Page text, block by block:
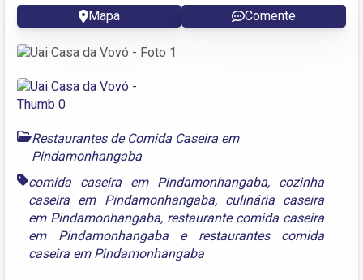
Mapa Comente
Restaurantes de Comida Caseira em
Pindamonhangaba
comida caseira em Pindamonhangaba, cozinha
caseira em Pindamonhangaba, culinária caseira
em Pindamonhangaba, restaurante comida caseira
em Pindamonhangabae restaurantes comida
caseira em Pindamonhangaba